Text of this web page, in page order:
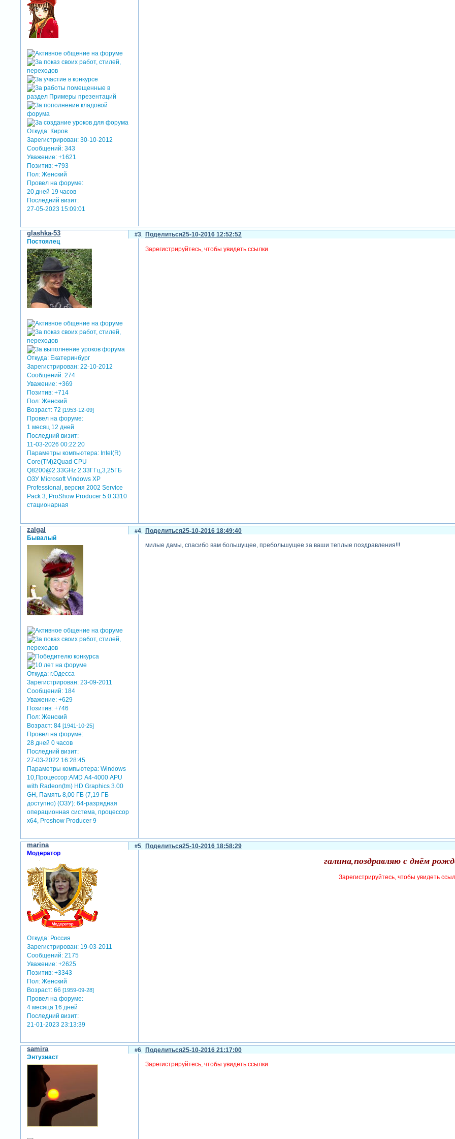
Откуда: Киров
Зарегистрирован: 30-10-2012
Сообщений: 343
Уважение: +1621
Позитив: +793
Пол: Женский
Провел на форуме:
20 дней 19 часов
Последний визит:
27-05-2023 15:09:01
Поделиться
3 25-10-2016 12:52:52
glashka-53
Постоялец
Откуда: Екатеринбург
Зарегистрирован: 22-10-2012
Сообщений: 274
Уважение: +369
Позитив: +714
Пол: Женский
Возраст: 72[1953-12-09]
Провел на форуме:
1 месяц 12 дней
Последний визит:
11-03-2026 00:22:20
Параметры компьютера: Intel(R)
Core(TM)2Quad CPU
Q8200@2.33GHz 2.33ГГц,3,25ГБ
ОЗУ Microsoft Vindows XP
Professional, версия 2002 Service
Pack 3, ProShow Producer 5.0.3310
стационарная
Зарегистрируйтесь, чтобы увидеть ссылки
Поделиться
4 25-10-2016 18:49:40
zalgal
Бывалый
Откуда: г.Одесса
Зарегистрирован: 23-09-2011
Сообщений: 184
Уважение: +629
Позитив: +746
Пол: Женский
Возраст: 84[1941-10-25]
Провел на форуме:
28 дней 0 часов
Последний визит:
27-03-2022 16:28:45
Параметры компьютера: Windows
10,Процессор:AMD А4-4000 APU
with Radeon(tm) HD Graphics 3.00
GH, Память 8,00 ГБ (7,19 ГБ
доступно) (ОЗУ): 64-разрядная
операционная система, процессор
х64, Proshow Producer 9
милые дамы, спасибо вам большущее, пребольшущее за ваши теплые поздравления!!!
Поделиться
5 25-10-2016 18:58:29
marina
Модератор
Откуда: Россия
Зарегистрирован: 19-03-2011
Сообщений: 2175
Уважение: +2625
Позитив: +3343
Пол: Женский
Возраст: 66[1959-09-28]
Провел на форуме:
4 месяца 16 дней
Последний визит:
21-01-2023 23:13:39
галина,поздравляю с днём
Зарегистрируйтесь, чтобы увидеть
Поделиться
6 25-10-2016 21:17:00
samira
Энтузиаст
Зарегистрируйтесь, чтобы увидеть ссылки